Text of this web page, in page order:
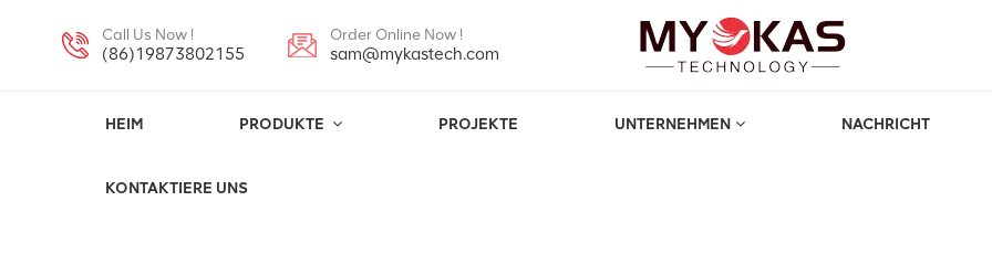
Call Us Now !
(86)19873802155
Order Online Now !
sam@mykastech.com
HEIM PRODUKTE PROJEKTE UNTERNEHMEN NACHRICHT
KONTAKTIERE UNS
Blogs